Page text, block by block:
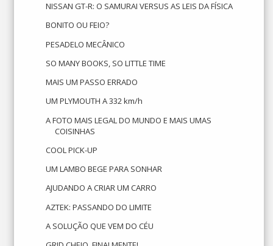
NISSAN GT-R: O SAMURAI VERSUS AS LEIS DA FÍSICA
BONITO OU FEIO?
PESADELO MECÂNICO
SO MANY BOOKS, SO LITTLE TIME
MAIS UM PASSO ERRADO
UM PLYMOUTH A 332 km/h
A FOTO MAIS LEGAL DO MUNDO E MAIS UMAS
COISINHAS
COOL PICK-UP
UM LAMBO BEGE PARA SONHAR
AJUDANDO A CRIAR UM CARRO
AZTEK: PASSANDO DO LIMITE
A SOLUÇÃO QUE VEM DO CÉU